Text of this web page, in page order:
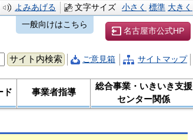
よみあげる 文字サイズ 小さく 標準 大きく
名古屋市公式HP
一般向けはこちら
ご意見箱 サイトマップ
ド 事業者指導
総合事業・いきいき支援
センター関係